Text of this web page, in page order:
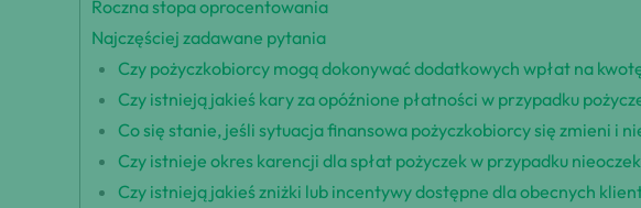
Roczna stopa oprocentowania
Najczęściej zadawane pytania
Czy pożyczkobiorcy mogą dokonywać dodatkowych wpłat na
Czy istnieją jakieś kary za opóźnione płatności w przypadku
Co się stanie, jeśli sytuacja finansowa pożyczkobiorcy się zmieni i
Czy istnieje okres karencji dla spłat pożyczek w przypadku
Czy istnieją jakieś zniżki lub incentywy dostępne dla obecnych